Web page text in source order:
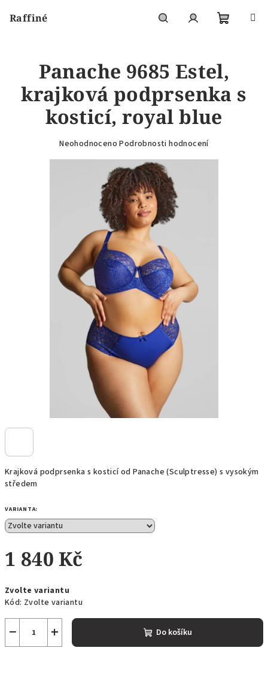
Raffiné
Krajková podprsenka s kosticí od Panache (Sculptresse) s vysokým
středem
VARIANTA:
1 840 Kč
cena:
Zvolte variantu
Kód: Zvolte variantu
+
− Do košíku
Panache 9685 Estel,
krajková podprsenka s
kosticí, royal blue
Průměrné
hvězdiček.
Neohodnoceno Podrobnosti hodnocení